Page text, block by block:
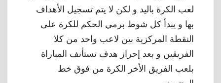
لعب الكرة باليد و لكن لا يتم تسجيل الأهداف
بها و يبدأ كل شوط برمي الحكم للكرة على
النقطة المركزية بين لاعب واحد من كلا
الفريقين و بعد إحراز هدف تستأنف المباراة
بلعب الفريق الأخر الكرة من فوق خط